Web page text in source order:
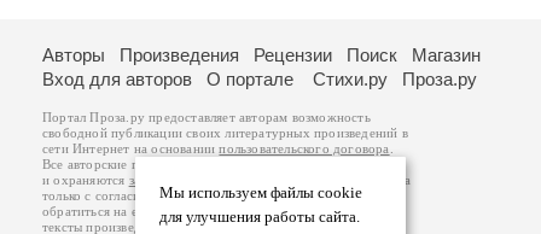
Мы используем файлы cookie
для улучшения работы сайта.
Авторы Произведения Рецензии Поиск
Магазин
Вход для авторов
О портале Стихи.ру Проза.ру
Портал Проза.ру предоставляет авторам возможность
свободной публикации своих литературных произведений в
сети Интернет на основаниипользовательского договора
Все авторские права на произведения принадлежат авторам
и охраняются законом
. Перепечатка произведений возможна
только с согласия его автора, к которому вы можете
обратиться на его авторской странице. Ответственность за
тексты произведений авторы несут самостоятельно на